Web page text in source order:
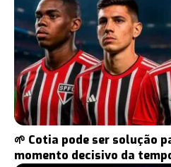
🌱 Cotia pode ser solução
momento decisivo da